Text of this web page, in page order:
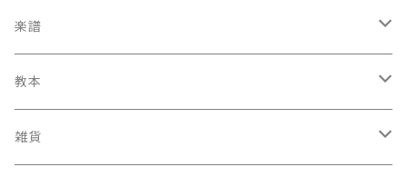
鍋島元子関連CD
中古CD
中古LP
鍋島元子関連LP
古楽以外
中古LP
古楽関係
中古本
新古本
古楽以外
中古本
中古本
楽譜
古楽関係
スコア
古楽以外
教本
古楽関係
雑貨